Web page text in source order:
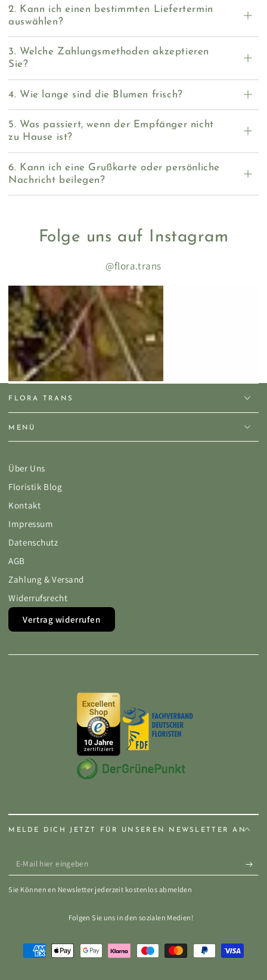
2. Kann ich einen bestimmten Liefertermin
auswählen?
3. Welche Zahlungsmethoden akzeptieren
Sie?
4. Wie lange sind die Blumen frisch?
5. Was passiert, wenn der Empfänger nicht
zu Hause ist?
6. Kann ich eine Grußkarte oder persönliche
Nachricht beilegen?
Folge uns auf Instagram
@flora.trans
FLORA TRANS
MENÜ
Über Uns
Floristik Blog
Kontakt
Impressum
Datenschutz
AGB
Zahlung & Versand
Widerrufsrecht
Vertrag widerrufen
MELDE DICH JETZT FÜR UNSEREN NEWSLETTER AN
E-
Mail
Sie Können en Newsletter jederzeit kostenlos abmelden
Folgen Sie uns in den sozialen Medien!
Zahlungsmöglichkeiten